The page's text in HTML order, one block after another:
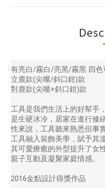
有亮白/霧白/亮黑/霧黑 四
立鹿款(尖嘴/斜口鉗)款
對鹿款(尖嘴+斜口鉗)款
工具是我們生活上的好幫手
是生硬冰冷，居家在進行修
性來說，工具聽來熟悉但事
工具融入裝飾美學，賦予其
其可愛療癒的外型提升了女
親子互動及凝聚家庭情感。
2016金點設計得獎作品